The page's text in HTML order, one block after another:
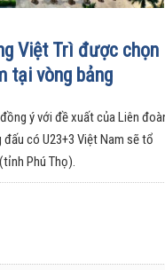
Việt Trì được chọn
tại vòng bảng
ý với đề xuất của Liên
có U23+3 Việt Nam sẽ tổ
Phú Thọ).